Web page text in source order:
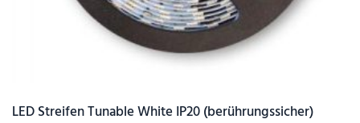
LED Streifen Tunable White IP20 (berührungssicher)